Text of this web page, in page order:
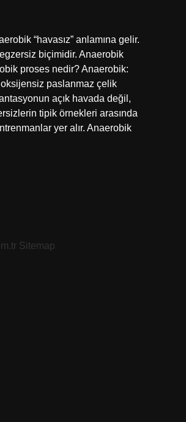
“havasız” anlamına gelir.
biçimidir. Anaerobik
proses nedir? Anaerobik:
paslanmaz çelik
açık havada değil,
tipik örnekleri arasında
yer alır. Anaerobik
Sitemap